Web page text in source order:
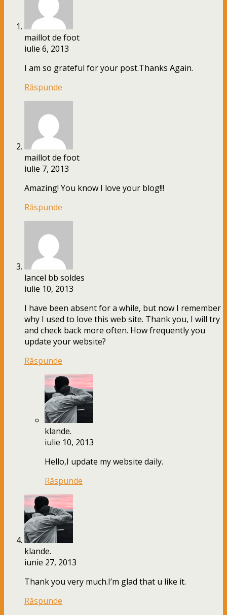
maillot de foot
iulie 6, 2013
I am so grateful for your post.Thanks Again.
Răspunde
maillot de foot
iulie 7, 2013
Amazing! You know I love your blog!!!
Răspunde
lancel bb soldes
iulie 10, 2013
I have been absent for a while, but now I remember
why I used to love this web site. Thank you, I will try
and check back more often. How frequently you
update your website?
Răspunde
klande.
iulie 10, 2013
Hello,I update my website daily.
Răspunde
klande.
iunie 27, 2013
Thank you very much.I’m glad that u like it.
Răspunde